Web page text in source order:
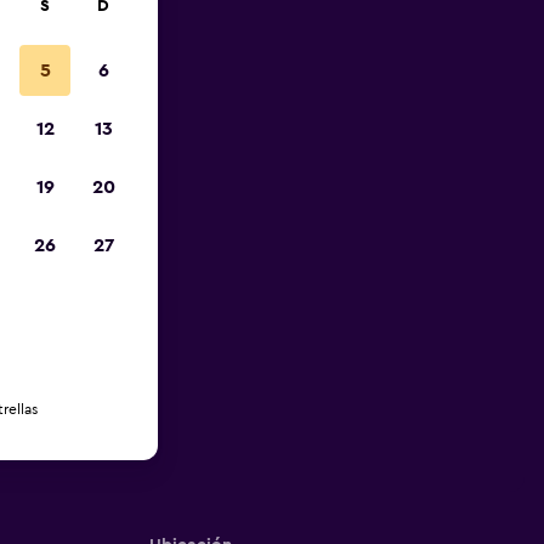
S D
5 6
12 13
19 20
26 27